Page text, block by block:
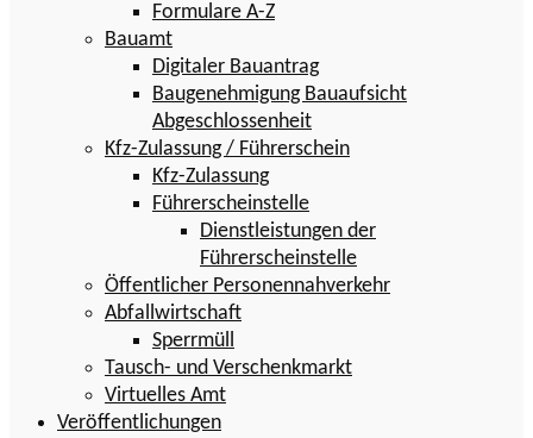
Formulare A-Z
Bauamt
Digitaler Bauantrag
Baugenehmigung Bauaufsicht
Abgeschlossenheit
Kfz-Zulassung / Führerschein
Kfz-Zulassung
Führerscheinstelle
Dienstleistungen der
Führerscheinstelle
Öffentlicher Personennahverkehr
Abfallwirtschaft
Sperrmüll
Tausch- und Verschenkmarkt
Virtuelles Amt
Veröffentlichungen